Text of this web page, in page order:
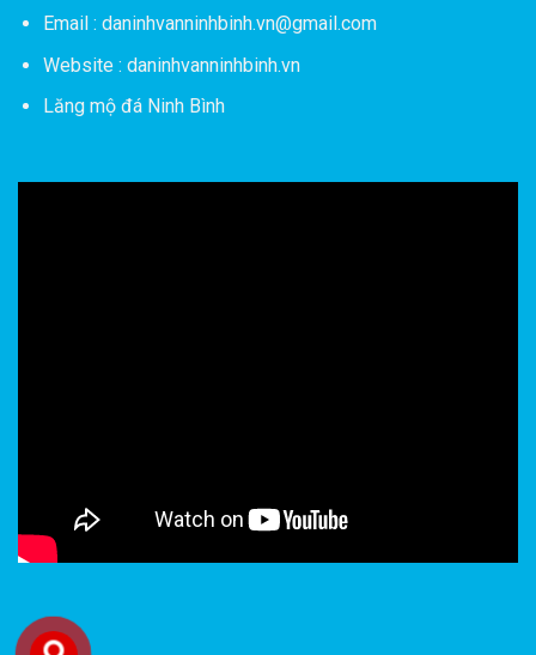
Email : daninhvanninhbinh.vn@gmail.com
Website : daninhvanninhbinh.vn
Lăng mộ đá Ninh Bình